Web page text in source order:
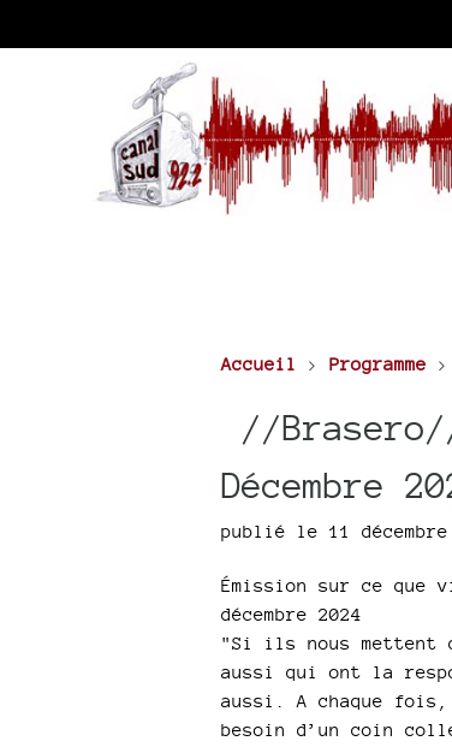
Accueil > Programme >
//
Décembre
publié le 11 décembre
Émission sur ce que
décembre 2024
"Si ils nous mettent
aussi qui ont la
aussi. A chaque
besoin d’un coin